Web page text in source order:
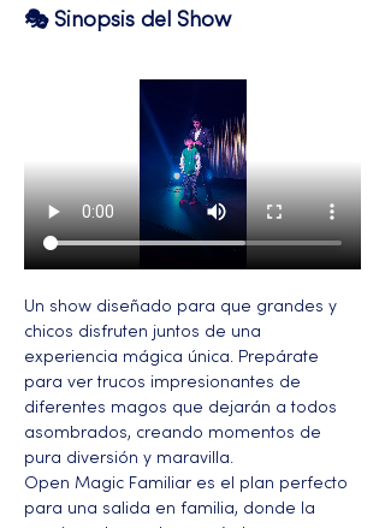
🎭 Sinopsis del Show
Un show diseñado para que grandes y
chicos disfruten juntos de una
experiencia mágica única. Prepárate
para ver trucos impresionantes de
diferentes magos que dejarán a todos
asombrados, creando momentos de
pura diversión y maravilla.
Open Magic Familiar es el plan perfecto
para una salida en familia, donde la